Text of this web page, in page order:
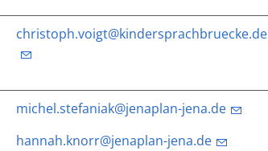
christoph.voigt@kindersprachbruecke.de
michel.stefaniak@jenaplan-jena.de
hannah.knorr@jenaplan-jena.de